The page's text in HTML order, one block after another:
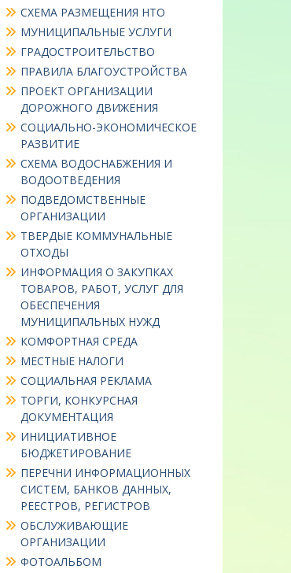
СХЕМА РАЗМЕЩЕНИЯ НТО
МУНИЦИПАЛЬНЫЕ УСЛУГИ
ГРАДОСТРОИТЕЛЬСТВО
ПРАВИЛА БЛАГОУСТРОЙСТВА
ПРОЕКТ ОРГАНИЗАЦИИ
ДОРОЖНОГО ДВИЖЕНИЯ
СОЦИАЛЬНО-ЭКОНОМИЧЕСКОЕ
РАЗВИТИЕ
СХЕМА ВОДОСНАБЖЕНИЯ И
ВОДООТВЕДЕНИЯ
ПОДВЕДОМСТВЕННЫЕ
ОРГАНИЗАЦИИ
ТВЕРДЫЕ КОММУНАЛЬНЫЕ
ОТХОДЫ
ИНФОРМАЦИЯ О ЗАКУПКАХ
ТОВАРОВ, РАБОТ, УСЛУГ ДЛЯ
ОБЕСПЕЧЕНИЯ
МУНИЦИПАЛЬНЫХ НУЖД
КОМФОРТНАЯ СРЕДА
МЕСТНЫЕ НАЛОГИ
СОЦИАЛЬНАЯ РЕКЛАМА
ТОРГИ, КОНКУРСНАЯ
ДОКУМЕНТАЦИЯ
ИНИЦИАТИВНОЕ
БЮДЖЕТИРОВАНИЕ
ПЕРЕЧНИ ИНФОРМАЦИОННЫХ
СИСТЕМ, БАНКОВ ДАННЫХ,
РЕЕСТРОВ, РЕГИСТРОВ
ОБСЛУЖИВАЮЩИЕ
ОРГАНИЗАЦИИ
ФОТОАЛЬБОМ